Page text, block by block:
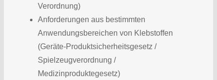
Verordnung)
Anforderungen aus bestimmten
Anwendungsbereichen von Klebstoffen
(Geräte-Produktsicherheitsgesetz /
Spielzeugverordnung /
Medizinproduktegesetz)